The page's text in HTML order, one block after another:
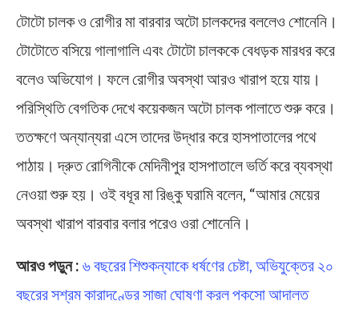
টোটো চালক ও রোগীর মা বারবার অটো চালকদের বললেও শোনেনি।
টোটোতে বসিয়ে গালাগালি এবং টোটো চালককে বেধড়ক মারধর করে
বলেও অভিযোগ। ফলে রোগীর অবস্থা আরও খারাপ হয়ে যায়।
পরিস্থিতি বেগতিক দেখে কয়েকজন অটো চালক পালাতে শুরু করে।
ততক্ষণে অন্যান্যরা এসে তাদের উদ্ধার করে হাসপাতালের পথে
পাঠায়। দ্রুত রোগিনীকে মেদিনীপুর হাসপাতালে ভর্তি করে ব্যবস্থা
নেওয়া শুরু হয়। ওই বধূর মা রিঙ্কু ঘরামি বলেন, “আমার মেয়ের
অবস্থা খারাপ বারবার বলার পরেও ওরা শোনেনি।
আরও পড়ুন : ৬ বছরের শিশুকন্যাকে ধর্ষণের চেষ্টা, অভিযুক্তের ২০
বছরের সশ্রম কারাদণ্ডের সাজা ঘোষণা করল পকসো আদালত